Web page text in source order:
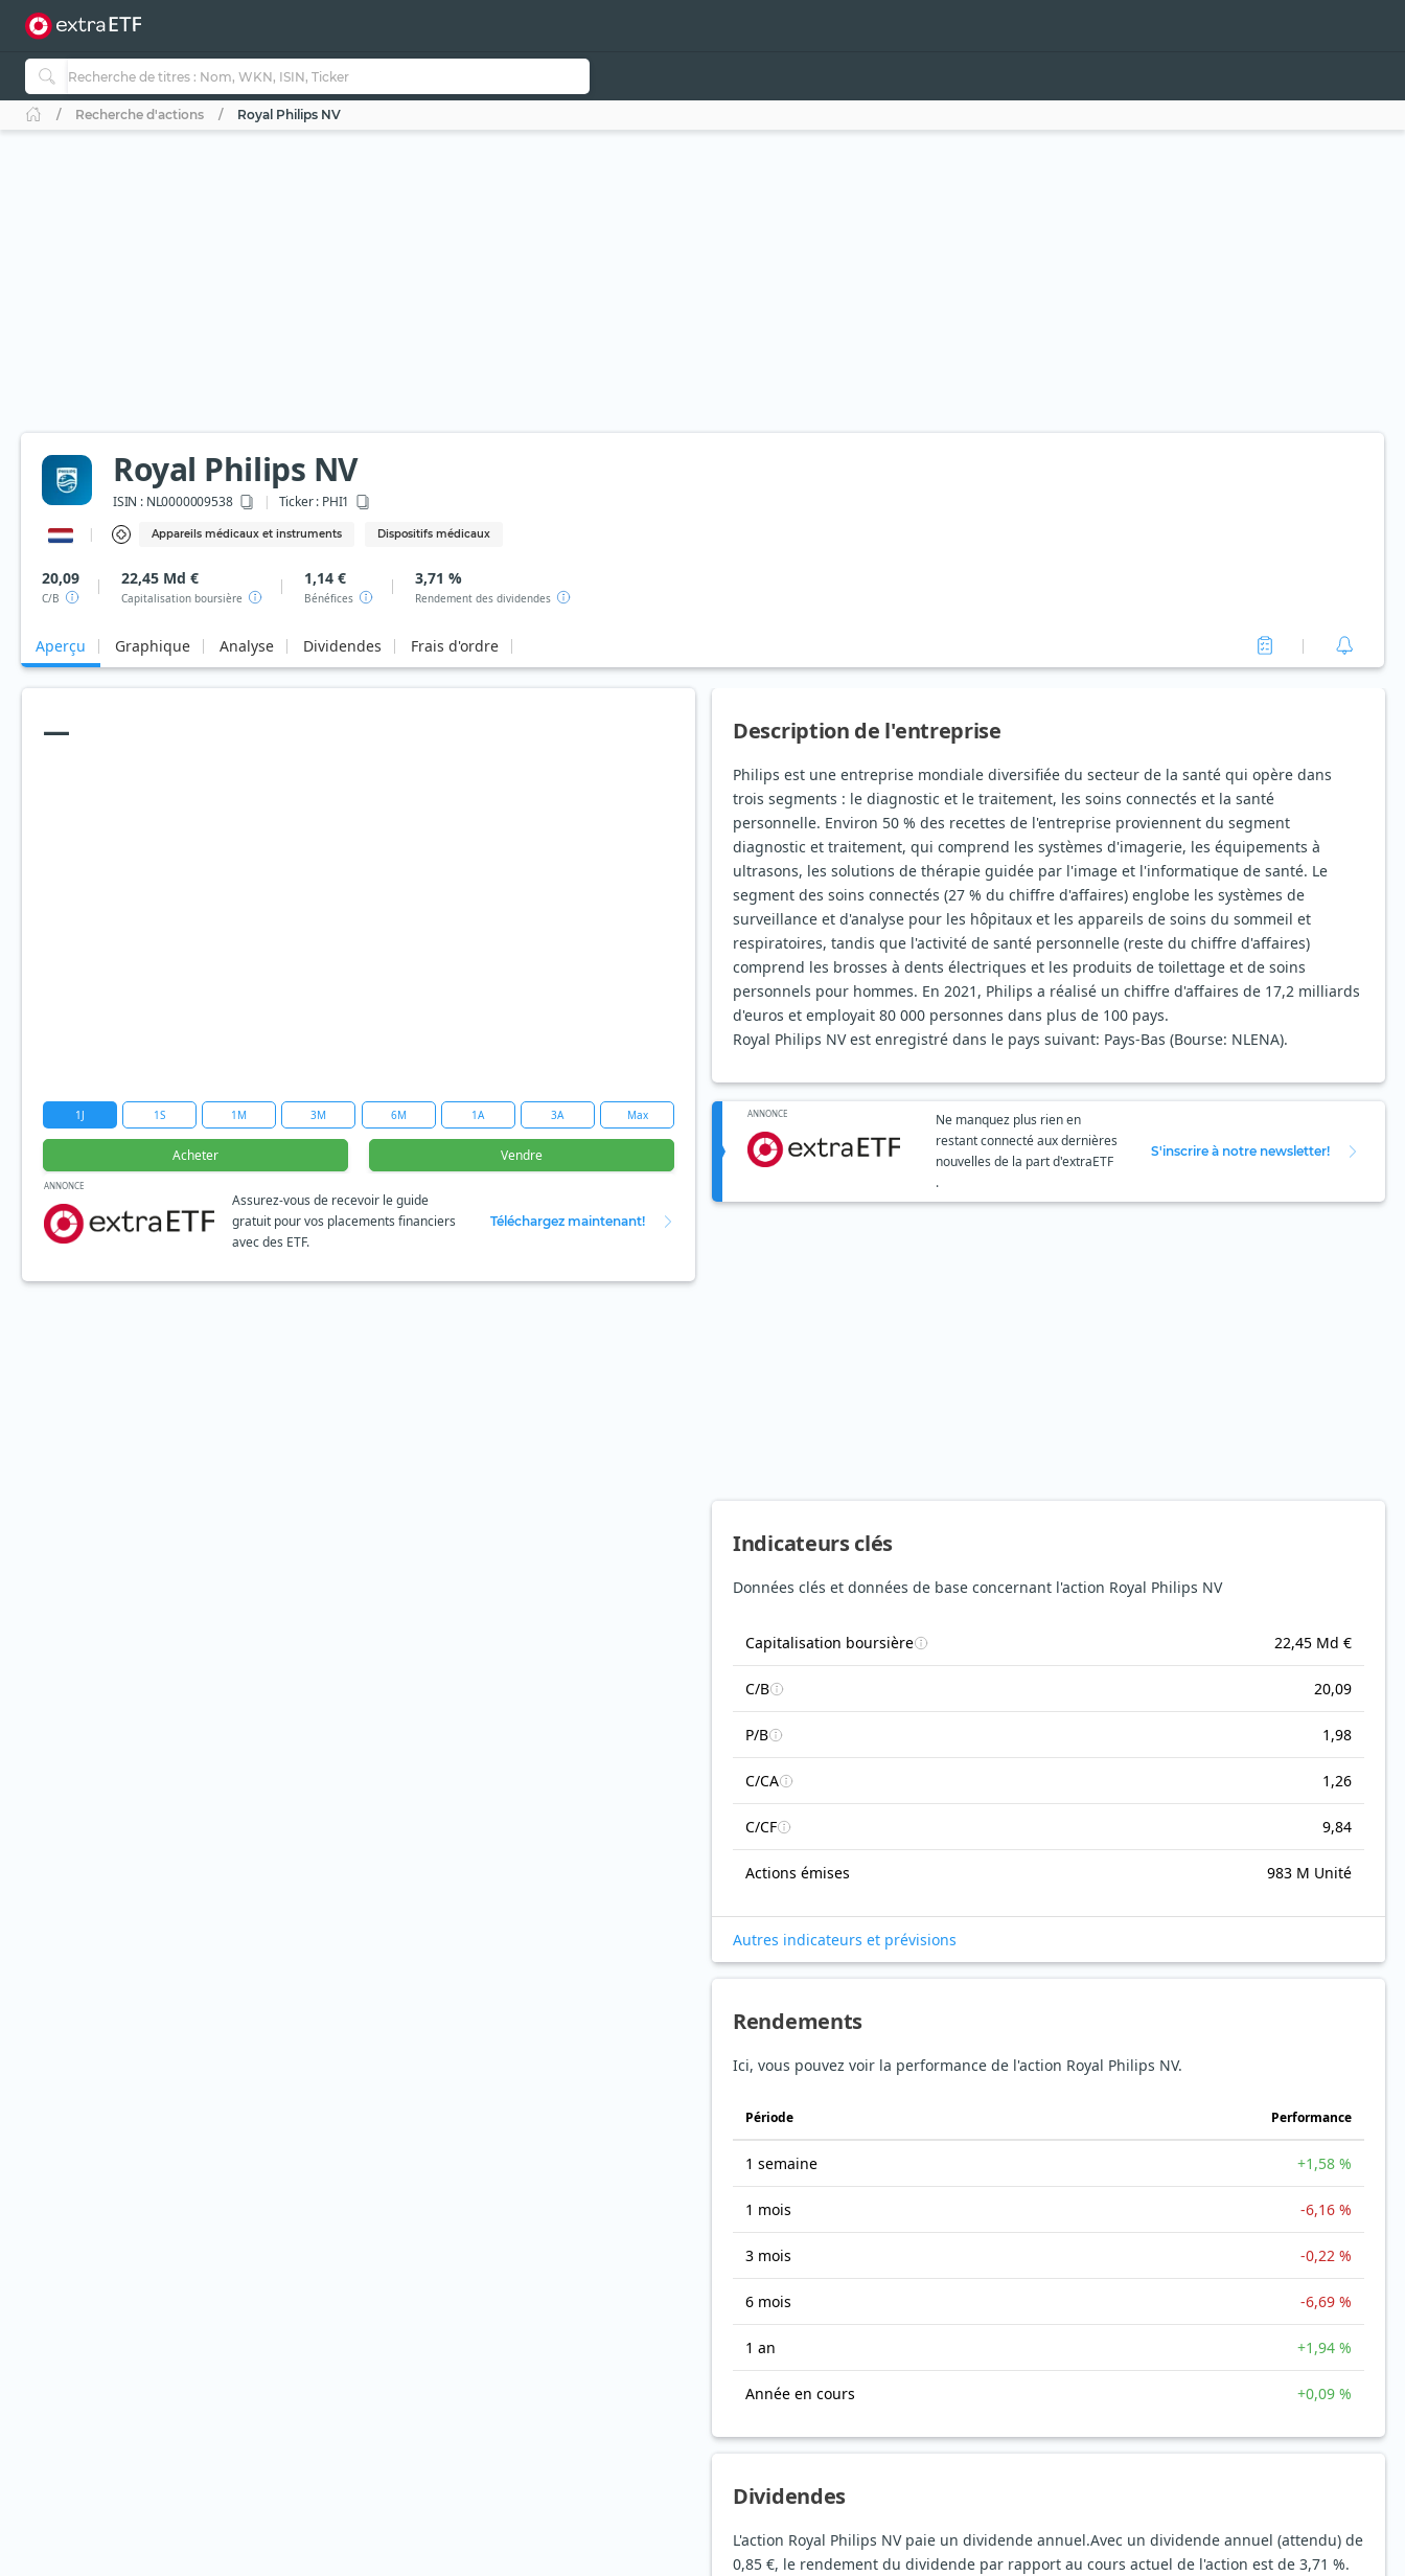
Recherche d'actions Royal Philips NV
Royal Philips NV
ISIN :NL0000009538 Ticker : PHI1
Appareils médicaux et instruments Dispositifs médicaux
20,09
C/B
22,45 Md €
Capitalisation boursière
1,14 €
Bénéfices
3,71 %
Rendement des dividendes
Aperçu Graphique Analyse Dividendes Frais d'ordre
—
1J 1S 1M 3M 6M 1A 3A Max
Acheter Vendre
ANNONCE
Assurez-vous de recevoir le guide
gratuit pour vos placements financiers
avec des ETF.
Téléchargez maintenant!
Description de l'entreprise
Philips est une entreprise mondiale diversifiée du secteur de la santé qui opère dans
trois segments : le diagnostic et le traitement, les soins connectés et la santé
personnelle. Environ 50 % des recettes de l'entreprise proviennent du segment
diagnostic et traitement, qui comprend les systèmes d'imagerie, les équipements à
ultrasons, les solutions de thérapie guidée par l'image et l'informatique de santé. Le
segment des soins connectés (27 % du chiffre d'affaires) englobe les systèmes de
surveillance et d'analyse pour les hôpitaux et les appareils de soins du sommeil et
respiratoires, tandis que l'activité de santé personnelle (reste du chiffre d'affaires)
comprend les brosses à dents électriques et les produits de toilettage et de soins
personnels pour hommes. En 2021, Philips a réalisé un chiffre d'affaires de 17,2 milliards
d'euros et employait 80 000 personnes dans plus de 100 pays.
Royal Philips NV est enregistré dans le pays suivant: Pays-Bas (Bourse: NLENA).
ANNONCE
Ne manquez plus rien en
restant connecté aux dernières
nouvelles de la part d'extraETF
.
S'inscrire à notre newsletter!
Indicateurs clés
Données clés et données de base concernant l'action Royal Philips NV
Capitalisation boursière 22,45 Md €
C/B 20,09
P/B 1,98
C/CA 1,26
C/CF 9,84
Actions émises 983 M Unité
Autres indicateurs et prévisions
Rendements
Ici, vous pouvez voir la performance de l'action Royal Philips NV.
Période Performance
1 semaine +1,58 %
1 mois -6,16 %
3 mois -0,22 %
6 mois -6,69 %
1 an +1,94 %
Année en cours +0,09 %
Dividendes
L'action Royal Philips NV paie un dividende annuel.Avec un dividende annuel (attendu) de
0,85 €, le rendement du dividende par rapport au cours actuel de l'action est de 3,71 %.